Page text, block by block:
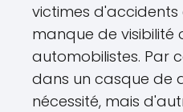
victimes d'accidents
manque de visibilité
automobilistes. Par
dans un casque de
nécessité, mais